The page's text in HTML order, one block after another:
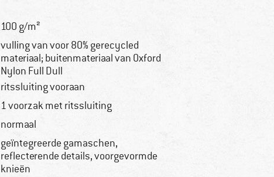
100 g/m²
vulling van voor 80% gerecycled
materiaal; buitenmateriaal van Oxford
Nylon Full Dull
ritssluiting vooraan
1 voorzak met ritssluiting
normaal
geïntegreerde gamaschen,
reflecterende details, voorgevormde
knieën